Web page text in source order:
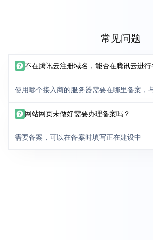
常见问题
不在腾讯云注册域名，能否在腾讯云进行
使用哪个接入商的服务器需要在哪里备案，
网站网页未做好需要办理备案吗？
需要备案，可以在备案时填写正在建设中